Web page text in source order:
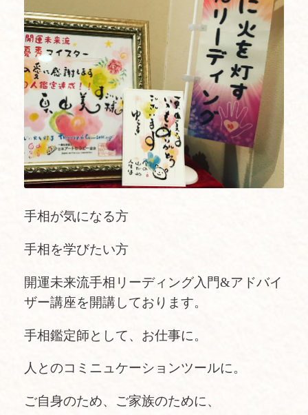
手相が気になる方
手相を学びたい方
開運未来流手相リーディング入門&アドバイ
ザー講座を開講しております。
手相鑑定師として、お仕事に。
人とのコミニュケーションツールに。
ご自身のため、ご家族のために、